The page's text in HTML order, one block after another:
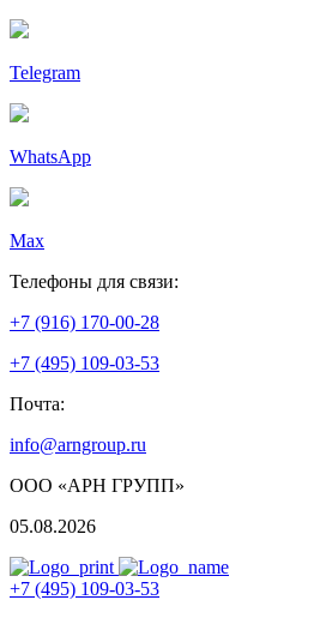
Telegram
WhatsApp
Max
Телефоны для связи:
+7 (916) 170-00-28
+7 (495) 109-03-53
Почта:
info@arngroup.ru
ООО «АРН ГРУПП»
05.08.2026
+7 (495) 109-03-53